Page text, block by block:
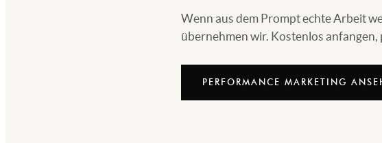
Wenn aus dem Prompt echte Arbeit
übernehmen wir. Kostenlos
PERFORMANCE MARKETING